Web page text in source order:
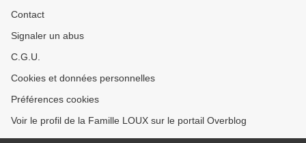
Contact
Signaler un abus
C.G.U.
Cookies et données personnelles
Préférences cookies
Voir le profil de la Famille LOUX sur le portail Overblog